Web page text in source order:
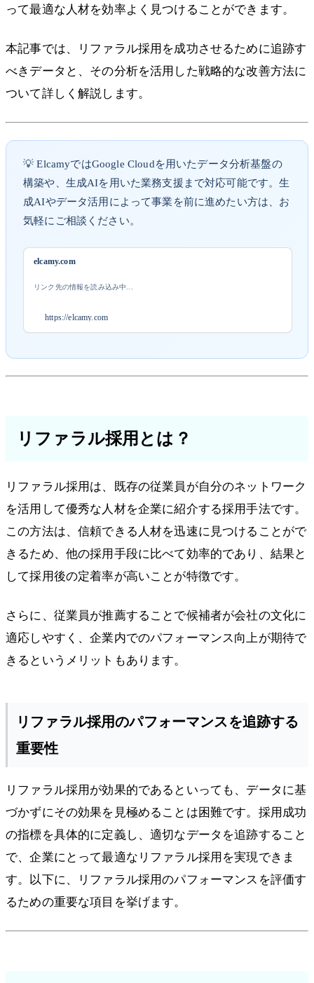
って最適な人材を効率よく見つけることができます。
本記事では、リファラル採用を成功させるために追跡す
べきデータと、その分析を活用した戦略的な改善方法に
ついて詳しく解説します。
💡 ElcamyではGoogle Cloudを用いたデータ分析基盤の
構築や、生成AIを用いた業務支援まで対応可能です。生
成AIやデータ活用によって事業を前に進めたい方は、お
気軽にご相談ください。
elcamy.com
リンク先の情報を読み込み中...
https://elcamy.com
リファラル採用とは？
リファラル採用は、既存の従業員が自分のネットワーク
を活用して優秀な人材を企業に紹介する採用手法です。
この方法は、信頼できる人材を迅速に見つけることがで
きるため、他の採用手段に比べて効率的であり、結果と
して採用後の定着率が高いことが特徴です。
さらに、従業員が推薦することで候補者が会社の文化に
適応しやすく、企業内でのパフォーマンス向上が期待で
きるというメリットもあります。
リファラル採用のパフォーマンスを追跡する
重要性
リファラル採用が効果的であるといっても、データに基
づかずにその効果を見極めることは困難です。採用成功
の指標を具体的に定義し、適切なデータを追跡すること
で、企業にとって最適なリファラル採用を実現できま
す。以下に、リファラル採用のパフォーマンスを評価す
るための重要な項目を挙げます。